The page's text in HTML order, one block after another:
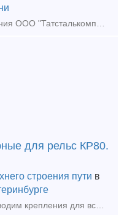
Предложение (продажа) Компания ООО "Татсталькомплект" предлагает услуги по поставке МВСП. Всегда в наличии и под заказ рельсы Р65, Р50, Р43, Р38, Р33, Р24, Р18, К
для рельс КР80.
строения пути в
Предложение (продажа) Производим крепления для всех типов крановых рельс к металлическим балкам и бетонным основаниям по ТУ и ГОСТ 24741-81. Прижимные планки